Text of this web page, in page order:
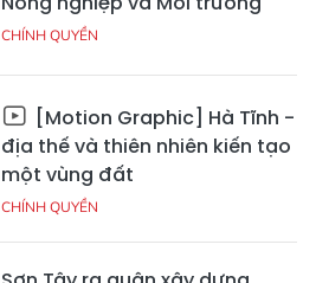
CHÍNH QUYỀN
[Motion Graphic] Hà Tĩnh -
địa thế và thiên nhiên kiến tạo
một vùng đất
CHÍNH QUYỀN